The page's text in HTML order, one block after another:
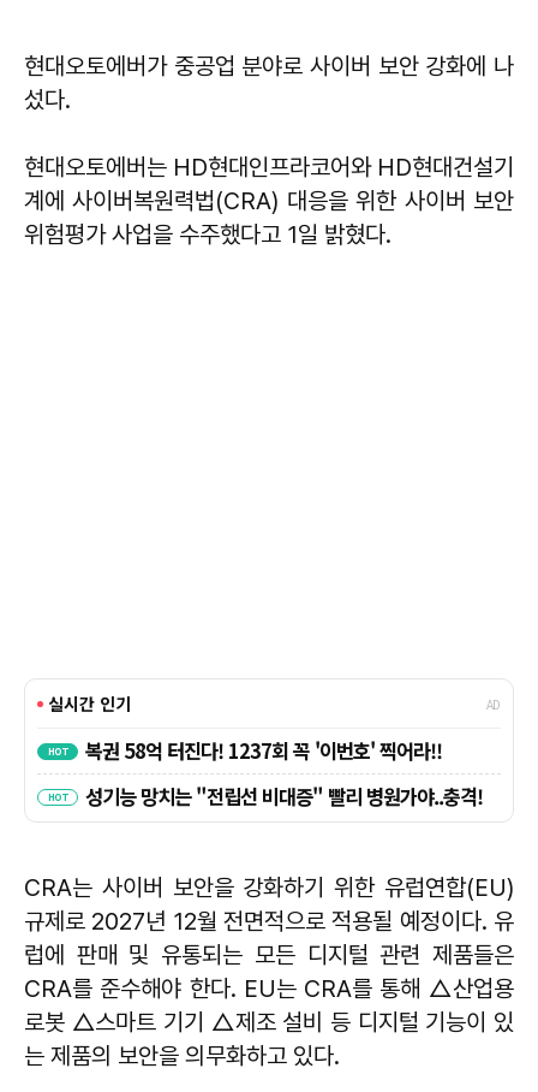
현대오토에버가 중공업 분야로 사이버 보안 강화에 나
섰다.
현대오토에버는 HD현대인프라코어와 HD현대건설기
계에 사이버복원력법(CRA) 대응을 위한 사이버 보안
위험평가 사업을 수주했다고 1일 밝혔다.
CRA는 사이버 보안을 강화하기 위한 유럽연합(EU)
규제로 2027년 12월 전면적으로 적용될 예정이다. 유
럽에 판매 및 유통되는 모든 디지털 관련 제품들은
CRA를 준수해야 한다. EU는 CRA를 통해 △산업용
로봇 △스마트 기기 △제조 설비 등 디지털 기능이 있
는 제품의 보안을 의무화하고 있다.